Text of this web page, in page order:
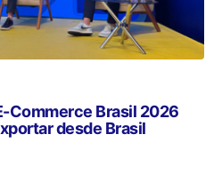
Commerce Brasil 2026
desde Brasil